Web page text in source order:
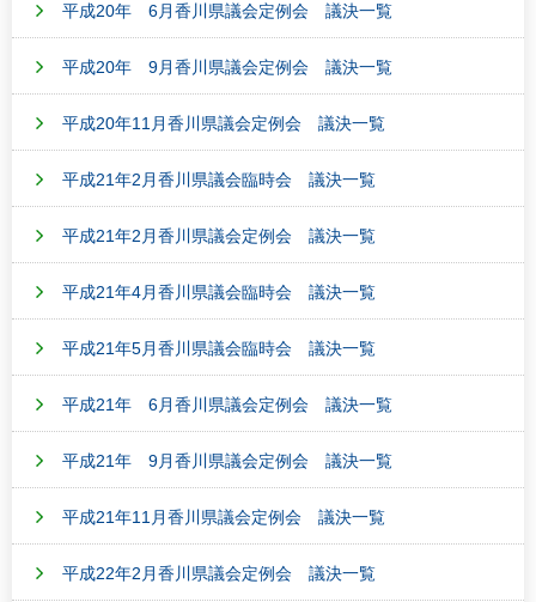
平成20年 6月香川県議会定例会 議決一覧
平成20年 9月香川県議会定例会 議決一覧
平成20年11月香川県議会定例会 議決一覧
平成21年2月香川県議会臨時会 議決一覧
平成21年2月香川県議会定例会 議決一覧
平成21年4月香川県議会臨時会 議決一覧
平成21年5月香川県議会臨時会 議決一覧
平成21年 6月香川県議会定例会 議決一覧
平成21年 9月香川県議会定例会 議決一覧
平成21年11月香川県議会定例会 議決一覧
平成22年2月香川県議会定例会 議決一覧